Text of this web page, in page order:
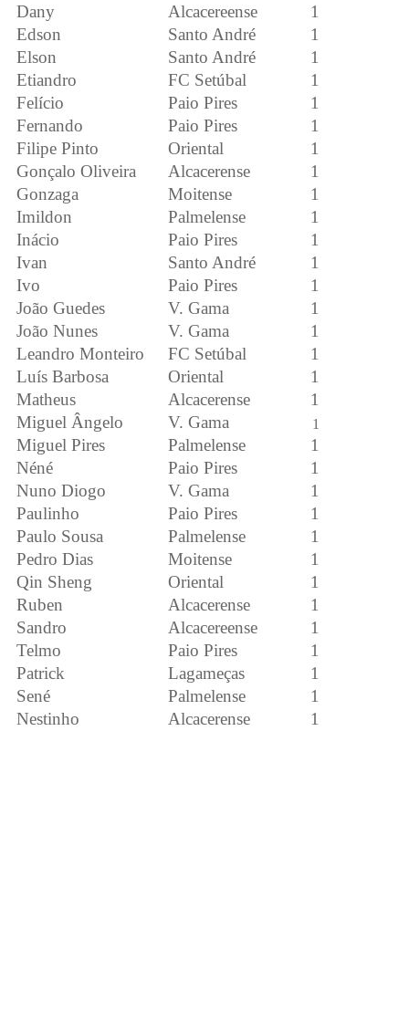
Dany
Alcacereense
1
Edson
Santo André
1
Elson
Santo André
1
Etiandro
FC Setúbal
1
Felício
Paio Pires
1
Fernando
Paio Pires
1
Filipe Pinto
Oriental
1
Gonçalo Oliveira
Alcacerense
1
Gonzaga
Moitense
1
Imildon
Palmelense
1
Inácio
Paio Pires
1
Ivan
Santo André
1
Ivo
Paio Pires
1
João Guedes
V. Gama
1
João Nunes
V. Gama
1
Leandro Monteiro
FC Setúbal
1
Luís Barbosa
Oriental
1
Matheus
Alcacerense
1
Miguel Ângelo
V. Gama 1
Miguel Pires Palmelense
1
Néné
Paio Pires
1
Nuno Diogo
V. Gama
1
Paulinho
Paio Pires
1
Paulo Sousa
Palmelense
1
Pedro Dias
Moitense
1
Qin Sheng
Oriental
1
Ruben
Alcacerense
1
Sandro
Alcacereense
1
Telmo
Paio Pires
1
Patrick
Lagameças
1
Sené
Palmelense
1
Nestinho
Alcacerense 1